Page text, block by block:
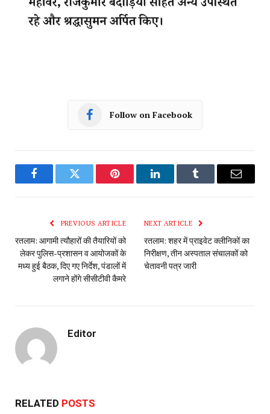
Follow on Facebook
FacebookTwitter Pinterest LinkedInTumblr Email
PREVIOUS ARTICLE
रतलाम: आगामी त्यौहारों की तैयारियों को
लेकर पुलिस-प्रशासन व आयोजकों के
मध्य हुई बैठक, दिए गए निर्देश, पंडालों में
लगाने होंगे सीसीटीवी कैमरे
NEXT ARTICLE
रतलाम: शहर में प्राइवेट क्लीनिकों का
निरीक्षण, तीन अस्पताल संचालकों को
चेतावनी पत्र जारी
Editor
RELATED POSTS